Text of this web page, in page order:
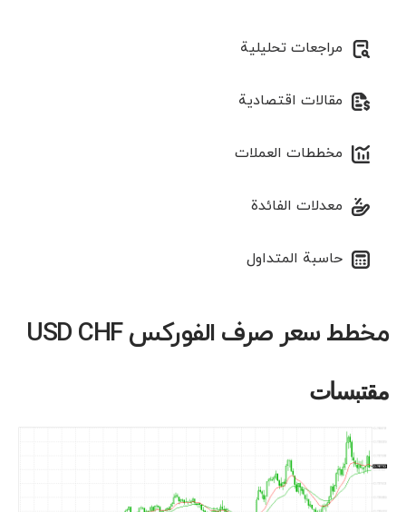
الشراكة
مراجعات تحليلية
مقالات اقتصادية
مخططات العملات
معدلات الفائدة
حاسبة المتداول
مخطط سعر صرف الفوركس USD CHF
مقتبسات